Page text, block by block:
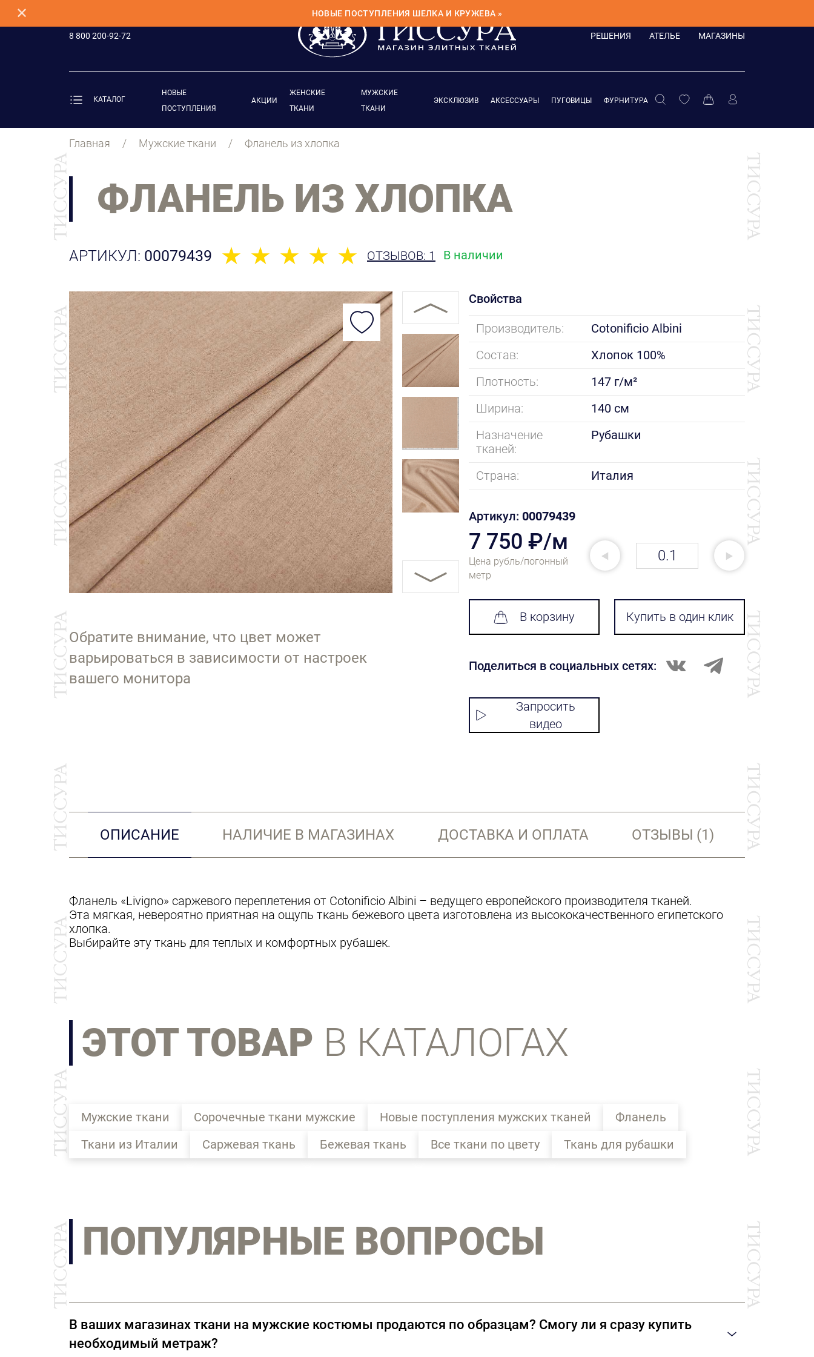
✕ НОВЫЕ ПОСТУПЛЕНИЯ ШЕЛКА И КРУЖЕВА »
8 800 200-92-72 РЕШЕНИЯ АТЕЛЬЕ МАГАЗИНЫ
КАТАЛОГ
НОВЫЕ
ПОСТУПЛЕНИЯ
АКЦИИ
ЖЕНСКИЕ
ТКАНИ
МУЖСКИЕ
ТКАНИ
ЭКСКЛЮЗИВ АКСЕССУАРЫ ПУГОВИЦЫ ФУРНИТУРА
Главная Мужские ткани Фланель из хлопка
ФЛАНЕЛЬ ИЗ ХЛОПКА
АРТИКУЛ: 00079439 ОТЗЫВОВ: 1 В наличии
Обратите внимание, что цвет может
варьироваться в зависимости от настроек
вашего монитора
Свойства
Производитель:
Cotonificio Albini
Состав:
Хлопок 100%
Плотность:
147 г/м²
Ширина:
140 см
Назначение
тканей:
Рубашки
Страна: Италия
Артикул: 00079439
7 750 ₽/м
Цена рубль/погонный
метр
В корзину Купить в один клик
Поделиться в социальных сетях:
Запросить
видео
ОПИСАНИЕ НАЛИЧИЕ В МАГАЗИНАХ ДОСТАВКА И ОПЛАТА ОТЗЫВЫ (1)
Фланель «Livigno» саржевого переплетения от Cotonificio Albini – ведущего европейского производителя тканей.
Эта мягкая, невероятно приятная на ощупь ткань бежевого цвета изготовлена из высококачественного египетского
хлопка.
Выбирайте эту ткань для теплых и комфортных рубашек.
ЭТОТ ТОВАР В КАТАЛОГАХ
Мужские ткани Сорочечные ткани мужские Новые поступления мужских тканей
Фланель
Ткани из Италии
Саржевая ткань Бежевая ткань Все ткани по цвету Ткань для рубашки
ПОПУЛЯРНЫЕ ВОПРОСЫ
В ваших магазинах ткани на мужские костюмы продаются по образцам? Смогу ли я сразу купить
необходимый метраж?